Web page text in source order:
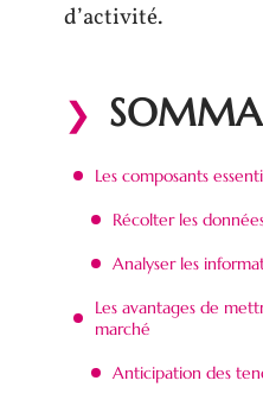
d’activité.
Les composants
Récolter les
Analyser les
Les avantages de
marché
Anticipation des